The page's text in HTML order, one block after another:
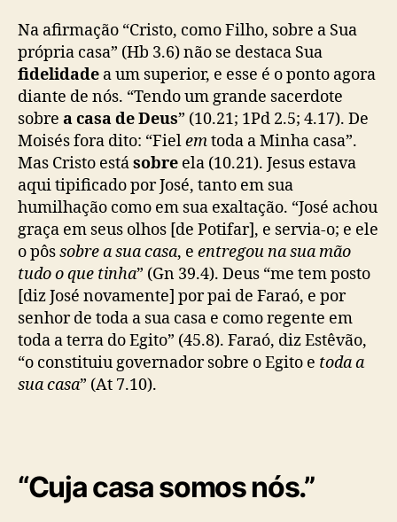
Na afirmação “Cristo, como Filho, sobre a Sua
própria casa” (Hb 3.6) não se destaca Sua
fidelidade a um superior, e esse é o ponto agora
diante de nós. “Tendo um grande sacerdote
sobre a casa de Deus” (10.21; 1Pd 2.5; 4.17). De
Moisés fora dito: “Fielemtoda a Minha casa”.
Mas Cristo estásobre ela (10.21). Jesus estava
aqui tipificado por José, tanto em sua
humilhação como em sua exaltação. “José achou
graça em seus olhos [de Potifar], e servia-o; e ele
o pôssobre a sua casa, e entregou na sua mão
tudo o que tinha” (Gn 39.4). Deus “me tem posto
[diz José novamente] por pai de Faraó, e por
senhor de toda a sua casa e como regente em
toda a terra do Egito” (45.8). Faraó, diz Estêvão,
“o constituiu governador sobre o Egito e toda a
sua casa” (At 7.10).
“Cuja casa somos nós.”